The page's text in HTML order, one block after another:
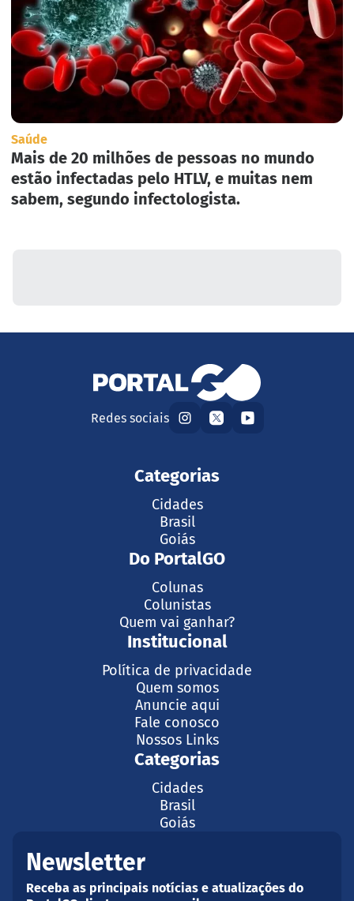
Saúde
Mais de 20 milhões de pessoas no mundo
estão infectadas pelo HTLV, e muitas nem
sabem, segundo infectologista.
Redes sociais
Categorias
Cidades
Brasil
Goiás
Do PortalGO
Colunas
Colunistas
Quem vai ganhar?
Institucional
Política de privacidade
Quem somos
Anuncie aqui
Fale conosco
Nossos Links
Categorias
Cidades
Brasil
Goiás
Newsletter
Receba as principais notícias e atualizações do